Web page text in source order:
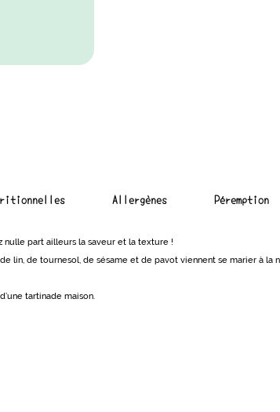
Allergènes Péremption
nulle part ailleurs la saveur et la texture !
lin, de tournesol, de sésame et de pavot viennent se marier à la
tartinade maison.